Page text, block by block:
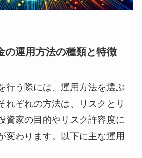
の運用方法の種類と特徴
行う際には、運用方法を選ぶ
れぞれの方法は、リスクとリ
資家の目的やリスク許容度に
変わります。以下に主な運用